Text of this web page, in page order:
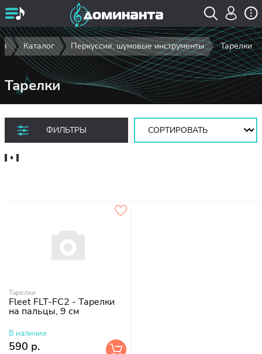
Каталог Перкуссия, шумовые инструменты Тарелки
Тарелки
ФИЛЬТРЫ
Сортировать:
Тарелки
Fleet FLT-FC2 - Тарелки
на пальцы, 9 см
В наличии
590 р.